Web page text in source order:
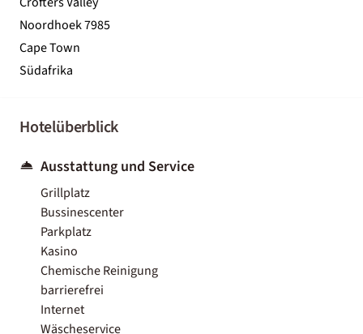
Noordhoek 7985
Cape Town
Südafrika
Hotelüberblick
Ausstattung und Service
Grillplatz
Bussinescenter
Parkplatz
Kasino
Chemische Reinigung
barrierefrei
Internet
Wäscheservice